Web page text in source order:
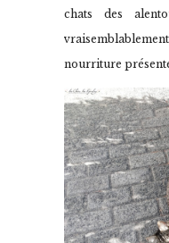
chats des
vraisemblablement
nourriture